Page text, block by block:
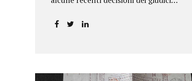
anche i costi assicurativi collegati al
consumatori.